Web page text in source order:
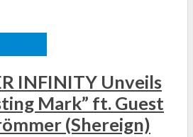
INFINITY Unveils
Mark” ft. Guest
(Shereign)